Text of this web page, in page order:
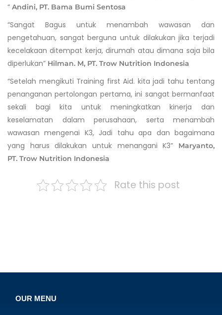
“ Andini, PT. Bama Bumi Sentosa
“Sangat Bagus untuk menambah wawasan dan
pengetahuan, sangat berguna untuk dilakukan jika terjadi
kecelakaan ditempat kerja, dirumah atau dimana saja bila
diperlukan” Hilman. M, PT. Trow Nutrition Indonesia
“Setelah mengikuti Training first Aid. kita jadi tahu tentang
penanganan pertolongan pertama, ini sangat bermanfaat
sekali bagi kita untuk meningkatkan kinerja dan
keselamatan dalam perusahaan, serta menambah
wawasan mengenai K3, Jadi tahu apa dan bagaimana
yang harus dilakukan untuk menangani K3” Maryanto,
PT. Trow Nutrition Indonesia
Rate this post
OUR MENU